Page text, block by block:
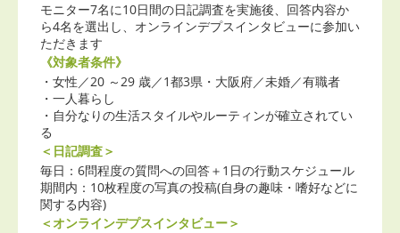
モニター7名に10日間の日記調査を実施後、回答内容か
ら4名を選出し、オンラインデプスインタビューに参加い
ただきます
《対象者条件》
・女性／20 ～29 歳／1都3県・大阪府／未婚／有職者
・一人暮らし
・自分なりの生活スタイルやルーティンが確立されてい
る
＜日記調査＞
毎日：6問程度の質問への回答＋1日の行動スケジュール
期間内：10枚程度の写真の投稿(自身の趣味・嗜好などに
関する内容)
＜オンラインデプスインタビュー＞